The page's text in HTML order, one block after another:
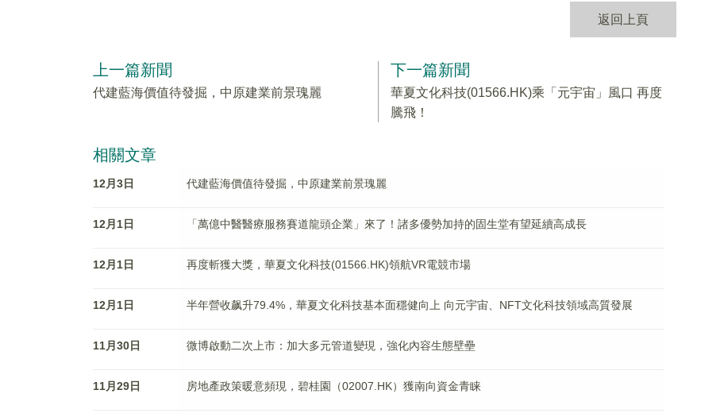
返回上頁
上一篇新聞
代建藍海價值待發掘，中原建業前景瑰麗
下一篇新聞
華夏文化科技(01566.HK)乘「元宇宙」風口 再度
騰飛！
相關文章
12月3日 代建藍海價值待發掘，中原建業前景瑰麗
12月1日 「萬億中醫醫療服務賽道龍頭企業」來了！諸多優勢加持的固生堂有望延續高成長
12月1日 再度斬獲大獎，華夏文化科技(01566.HK)領航VR電競市場
12月1日 半年營收飙升79.4%，華夏文化科技基本面穩健向上 向元宇宙、NFT文化科技領域高質發展
11月30日 微博啟動二次上市：加大多元管道變現，強化內容生態壁壘
11月29日 房地產政策暖意頻現，碧桂園（02007.HK）獲南向資金青睐